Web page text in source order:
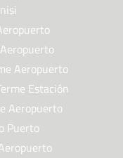
Aeropuerto
Estación
Aeropuerto
Puerto